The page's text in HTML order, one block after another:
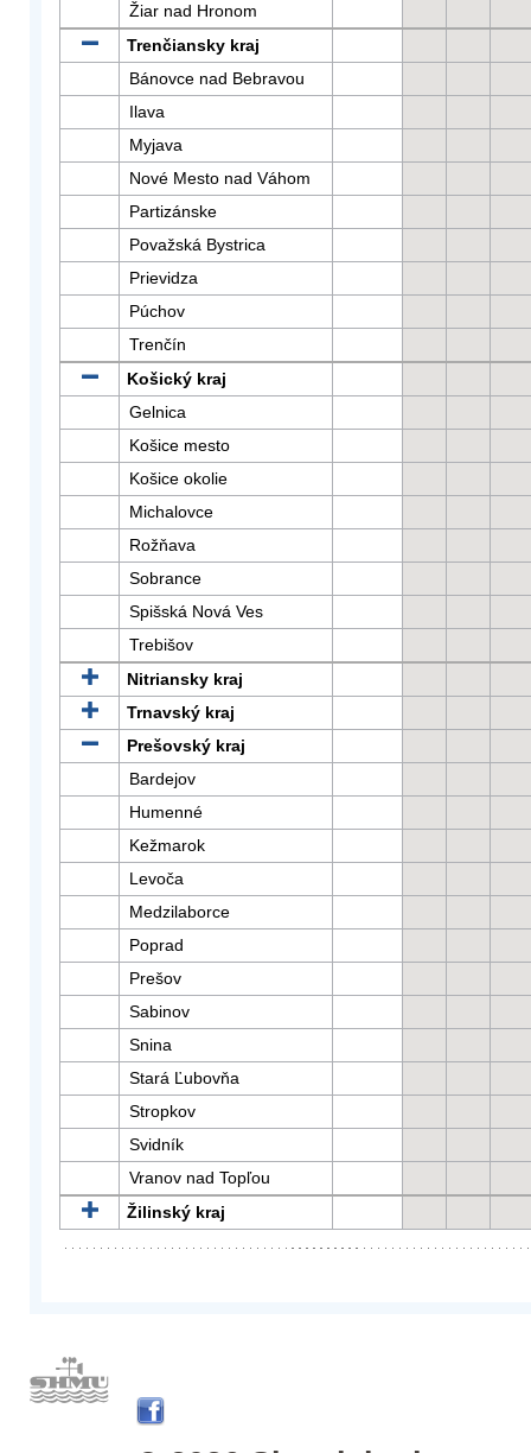
Žiar nad Hronom
Trenčiansky kraj
Bánovce nad Bebravou
Ilava
Myjava
Nové Mesto nad Váhom
Partizánske
Považská Bystrica
Prievidza
Púchov
Trenčín
Košický kraj
Gelnica
Košice mesto
Košice okolie
Michalovce
Rožňava
Sobrance
Spišská Nová Ves
Trebišov
Nitriansky kraj
Trnavský kraj
Prešovský kraj
Bardejov
Humenné
Kežmarok
Levoča
Medzilaborce
Poprad
Prešov
Sabinov
Snina
Stará Ľubovňa
Stropkov
Svidník
Vranov nad Topľou
Žilinský kraj